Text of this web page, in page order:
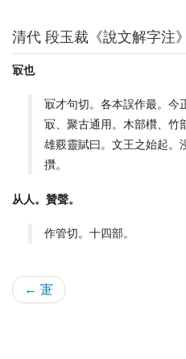
清代 段玉裁《說文解字注》
冣也
冣才句切。各本誤作最。今
冣、聚古通用。木部欑、竹
雄覈靈賦曰。文王之始起。
攢。
从人。贊聲。
作管切。十四部。
← 寁